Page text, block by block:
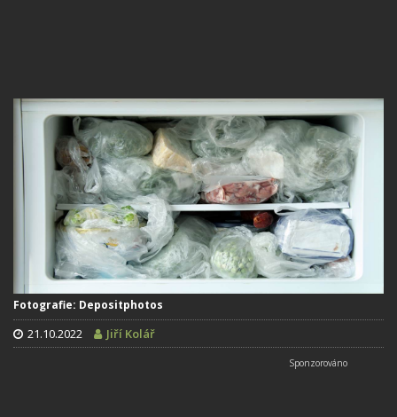
Fotografie: Depositphotos
21.10.2022 Jiří Kolář